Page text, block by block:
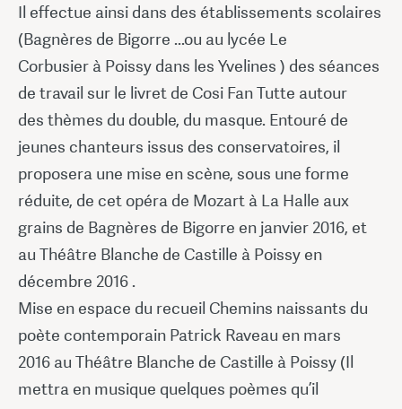
Il effectue ainsi dans des établissements scolaires
(Bagnères de Bigorre ...ou au lycée Le
Corbusier à Poissy dans les Yvelines ) des séances
de travail sur le livret de Cosi Fan Tutte autour
des thèmes du double, du masque. Entouré de
jeunes chanteurs issus des conservatoires, il
proposera une mise en scène, sous une forme
réduite, de cet opéra de Mozart à La Halle aux
grains de Bagnères de Bigorre en janvier 2016, et
au Théâtre Blanche de Castille à Poissy en
décembre 2016 .
Mise en espace du recueil Chemins naissants du
poète contemporain Patrick Raveau en mars
2016 au Théâtre Blanche de Castille à Poissy (Il
mettra en musique quelques poèmes qu’il